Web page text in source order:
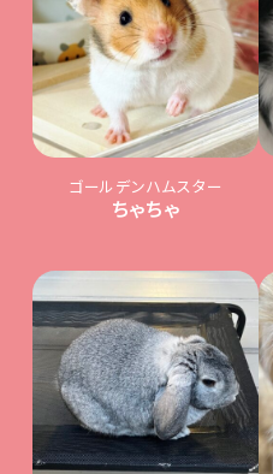
ゴールデンハムスター
ちゃちゃ